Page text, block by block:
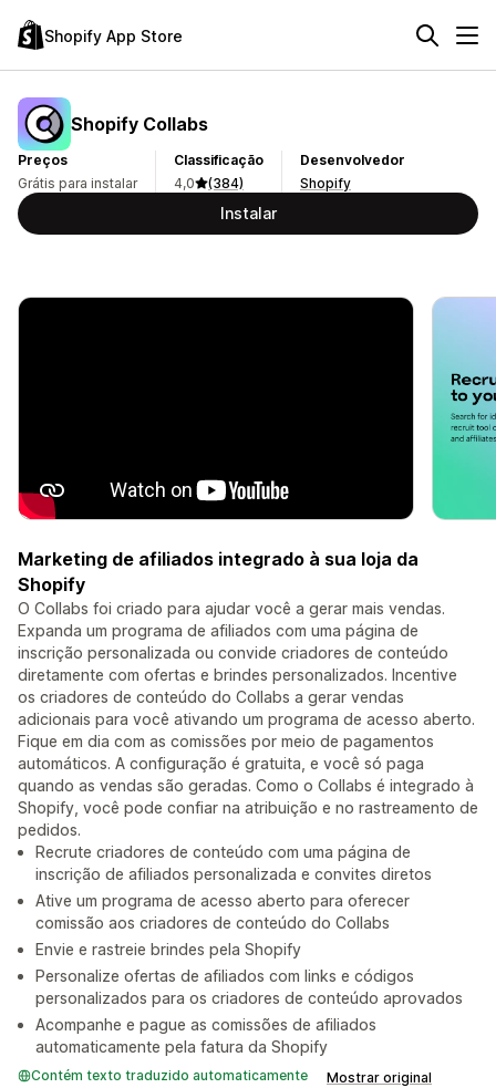
Shopify App Store
Shopify Collabs
Preços
Grátis para instalar
Classificação
4,0
(384)
Desenvolvedor
Shopify
Instalar
Marketing de afiliados integrado à sua loja da
Shopify
O Collabs foi criado para ajudar você a gerar mais vendas.
Expanda um programa de afiliados com uma página de
inscrição personalizada ou convide criadores de conteúdo
diretamente com ofertas e brindes personalizados. Incentive
os criadores de conteúdo do Collabs a gerar vendas
adicionais para você ativando um programa de acesso aberto.
Fique em dia com as comissões por meio de pagamentos
automáticos. A configuração é gratuita, e você só paga
quando as vendas são geradas. Como o Collabs é integrado à
Shopify, você pode confiar na atribuição e no rastreamento de
pedidos.
Recrute criadores de conteúdo com uma página de
inscrição de afiliados personalizada e convites diretos
Ative um programa de acesso aberto para oferecer
comissão aos criadores de conteúdo do Collabs
Envie e rastreie brindes pela Shopify
Personalize ofertas de afiliados com links e códigos
personalizados para os criadores de conteúdo aprovados
Acompanhe e pague as comissões de afiliados
automaticamente pela fatura da Shopify
Contém texto traduzido automaticamente Mostrar original